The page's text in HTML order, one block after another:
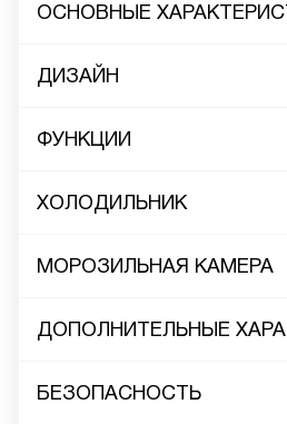
ОСНОВНЫЕ
ДИЗАЙН
ФУНКЦИИ
ХОЛОДИЛЬНИК
МОРОЗИЛЬНАЯ КАМЕРА
ДОПОЛНИТЕЛЬНЫЕ
БЕЗОПАСНОСТЬ